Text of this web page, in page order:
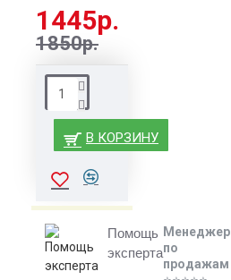
1445р.
1850р.
В КОРЗИНУ
Помощь
эксперта
Менеджер
по
продажам